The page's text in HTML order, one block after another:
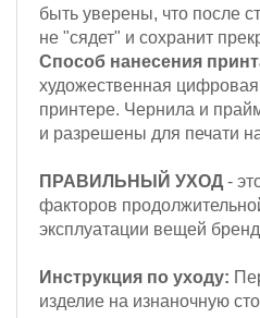
быть уверены, что после
не "сядет" и сохранит
Способ нанесения
художественная цифровая
принтере. Чернила и
и разрешены для печати
ПРАВИЛЬНЫЙ УХОД -
факторов
эксплуатации вещей
Инструкция по уходу:
изделие на изнаночную